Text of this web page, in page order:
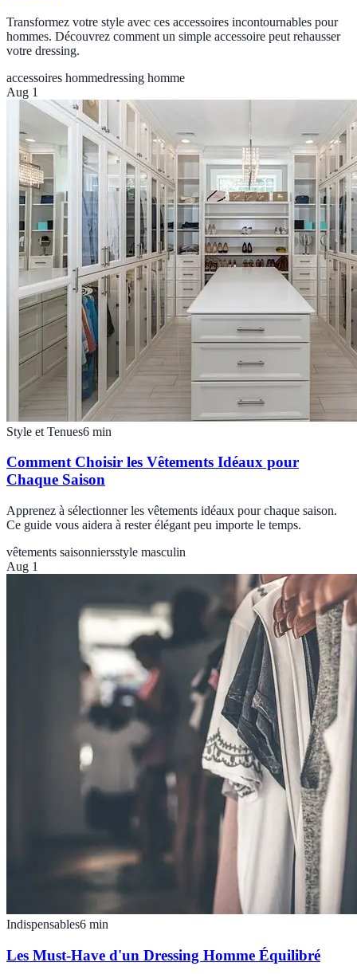
Transformez votre style avec ces accessoires incontournables pour
hommes. Découvrez comment un simple accessoire peut rehausser
votre dressing.
accessoires hommedressing homme
Aug 1
Style et Tenues6 min
Comment Choisir les Vêtements Idéaux pour
Chaque Saison
Apprenez à sélectionner les vêtements idéaux pour chaque saison.
Ce guide vous aidera à rester élégant peu importe le temps.
vêtements saisonniersstyle masculin
Aug 1
Indispensables6 min
Les Must-Have d'un Dressing Homme Équilibré